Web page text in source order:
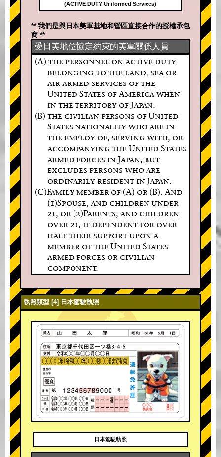
(ACTIVE DUTY Uniformed Services)
** 我們是與日本美軍基地和營區直接合作的授權承包
商 **
受日美地位協定約束的美軍關係人員
(A) the personnel on active duty
belonging to the land, sea or
air armed services of the
United States of America when
in the territory of Japan.
(B) the civilian persons of United
States nationality who are in
the employ of, serving with, or
accompanying the United States
armed forces in Japan, but
excludes persons who are
ordinarily resident in Japan.
(C)Family member of (A) or (B). And
(1)Spouse, and children under
21, or (2)Parents, and children
over 21, if dependent for over
half their support upon a
member of the United States
armed forces or civilian
component.
執照類型 [4] 日本駕駛執照
日本駕駛執照